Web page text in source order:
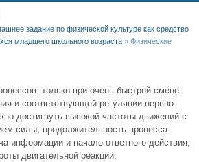
задание по физической культуре как средство
младшего школьного возраста » Физические
только при очень быстрой смене
и соответствующей регуляции нервно-
достигнуть высокой частоты движений с
силы; продолжительность процесса
информации и начало ответного действия,
двигательной реакции.